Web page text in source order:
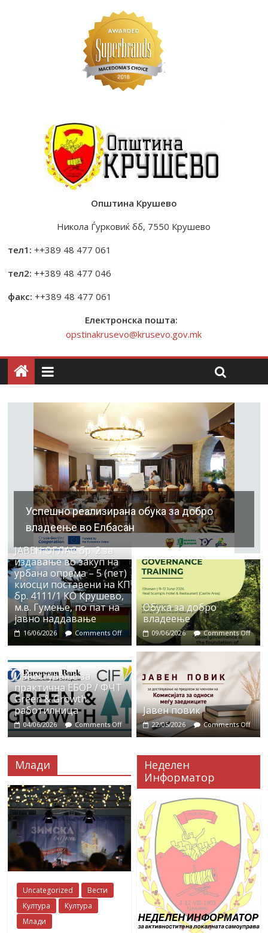
Општина Крушево
Никола Ѓурковиќ бб, 7550 Крушево
тел1: ++389 48 477 061
тел2: ++389 48 477 046
факс: ++389 48 477 061
Електронска пошта:
opstinakrusevo@krusevo.gov.mk
Успешно реализирана обука за добро
владеење во Елбасан
ЈАВЕН ОГЛАС бр. 2 за
издавање во закуп на
урбана опрема – 5 (пет)
киосци поставени на КП
бр. 4111/1 КО Крушево,
м.в. Гумење, по пат на
јавно наддавање
16/06/2026 Comments Off
Обука за добро
владеење
09/06/2026 Comments Off
Известување за
практична ЕБОР / ФЧТ
Green & Growth
работилница
04/06/2026 Comments Off
Јавен повик
22/05/2026 Comments Off
Млади
Uncategorized
Вести
Култура
Култура
Млади
Неделен
Информатор